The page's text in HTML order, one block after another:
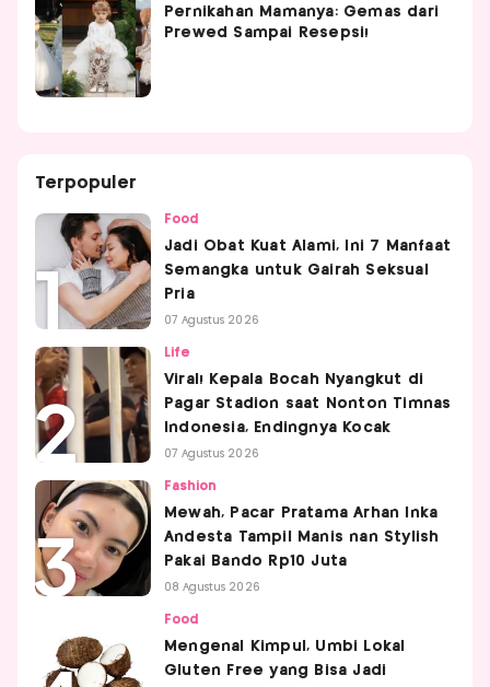
Pernikahan Mamanya: Gemas dari
Prewed Sampai Resepsi!
Terpopuler
Food
Jadi Obat Kuat Alami, Ini 7 Manfaat
Semangka untuk Gairah Seksual
Pria
07 Agustus 2026
Life
Viral! Kepala Bocah Nyangkut di
Pagar Stadion saat Nonton Timnas
Indonesia, Endingnya Kocak
07 Agustus 2026
Fashion
Mewah, Pacar Pratama Arhan Inka
Andesta Tampil Manis nan Stylish
Pakai Bando Rp10 Juta
08 Agustus 2026
Food
Mengenal Kimpul, Umbi Lokal
Gluten Free yang Bisa Jadi